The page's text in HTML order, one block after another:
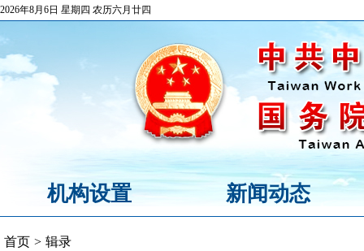
2026年8月6日 星期四 农历六月廿四
机构设置 新闻动态
首页 > 辑录